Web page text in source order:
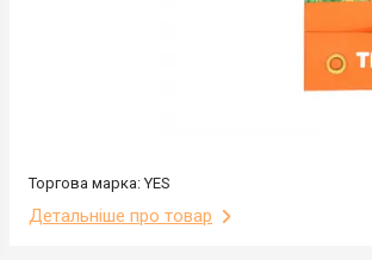
Торгова марка: YES
Детальніше про товар